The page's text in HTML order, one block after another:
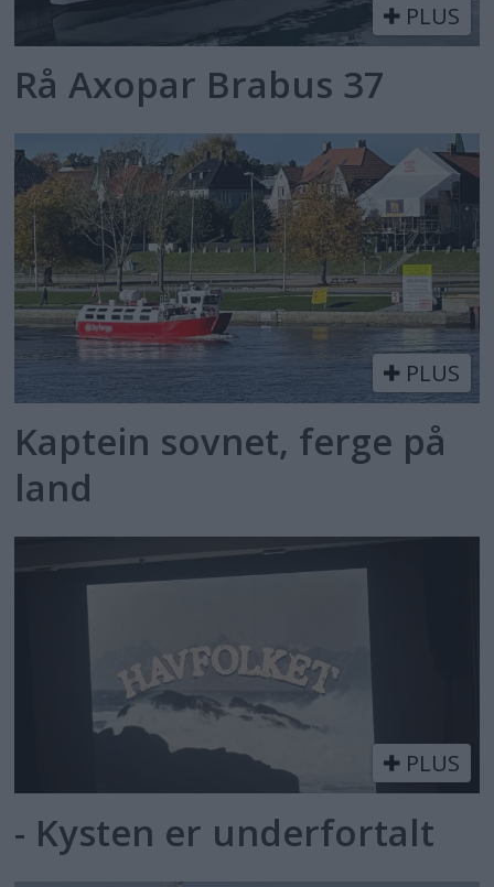
PLUS
Rå Axopar Brabus 37
PLUS
Kaptein sovnet, ferge på
land
PLUS
- Kysten er underfortalt